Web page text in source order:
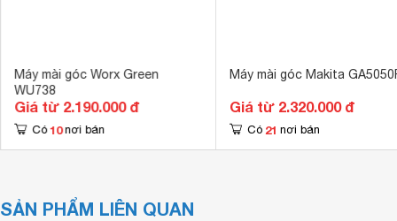
Máy mài góc Worx Green
WU738
Giá từ 2.190.000 đ
Có 10 nơi bán
Máy mài góc Makita
Giá từ 2.320.000 đ
Có 21 nơi bán
SẢN PHẨM LIÊN QUAN